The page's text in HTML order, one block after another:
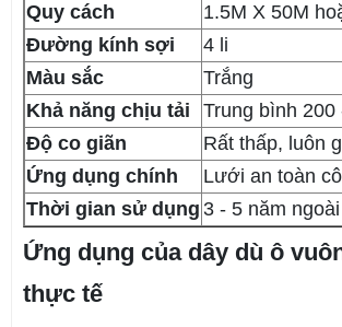
Quy cách
1.5M X 50M
Đường kính sợi
4 li
Màu sắc
Trắng
Khả năng chịu tải
Trung bình
Độ co giãn
Rất thấp, luôn
Ứng dụng chính
Lưới an toàn
Thời gian sử dụng 3 - 5 năm
Ứng dụng của dây dù ô
thực tế